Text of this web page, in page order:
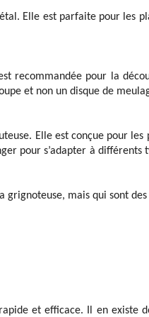
Elle est parfaite pour les
recommandée pour la
et non un disque de
Elle est conçue pour les
pour s’adapter à différents
mais qui sont
et efficace. Il en existe